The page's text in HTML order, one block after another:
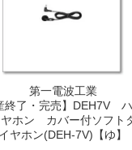
第一電波工業
終了・完売】DEH7V
ヤホン カバー付ソフト
イヤホン(DEH-7V)【ゆ】